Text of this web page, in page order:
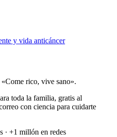
y vida anticáncer
rico, vive sano».
toda la familia, gratis al
con ciencia para cuidarte
· +1 millón en redes